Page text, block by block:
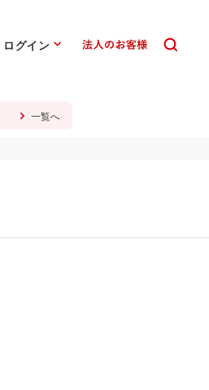
ログイン
一覧へ